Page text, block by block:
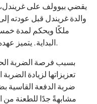
يقضي بيوولف على
والدة غريندل قبل عودته
ملكًا ويحكم لمدة
البداية. يتميز عهده بالهدوء والرخاء، وينعم بالحب والتقدير.
بسبب فرصة الضربة
تعزيزاتها لزيادة
ضربة الدفعة القاسية
مشابهةً جدًا للطعنة من